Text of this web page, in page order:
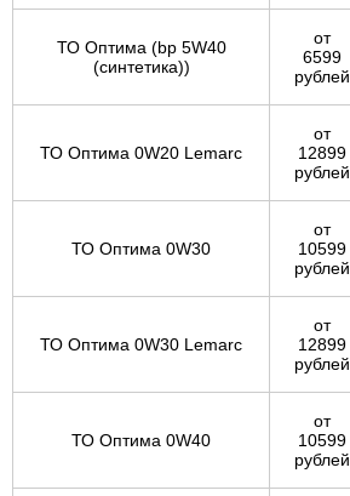
ТО Оптима (bp 5W40
(синтетика))
от
6599
рублей
ТО Оптима 0W20 Lemarc
от
12899
рублей
ТО Оптима 0W30
от
10599
рублей
ТО Оптима 0W30 Lemarc
от
12899
рублей
ТО Оптима 0W40
от
10599
рублей